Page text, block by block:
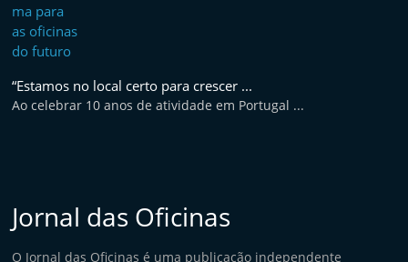
“Estamos no local certo para crescer ...
Ao celebrar 10 anos de atividade em Portugal ...
Jornal das Oficinas
O Jornal das Oficinas é uma publicação independente